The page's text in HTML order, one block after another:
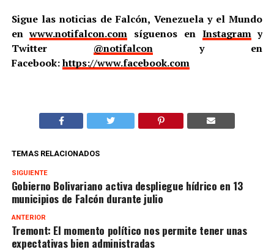
Sigue las noticias de Falcón, Venezuela y el Mundo
enwww.notifalcon.com síguenos en Instagramy
Twitter @notifalcony en
Facebook:https://www.facebook.com
TEMAS RELACIONADOS
SIGUIENTE
Gobierno Bolivariano activa despliegue hídrico en 13
municipios de Falcón durante julio
ANTERIOR
Tremont: El momento político nos permite tener unas
expectativas bien administradas